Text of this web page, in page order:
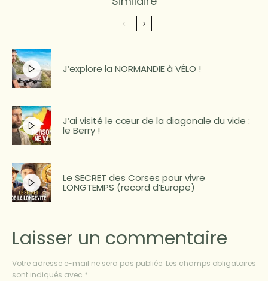
J’explore la NORMANDIE à VÉLO !
J’ai visité le cœur de la diagonale du vide :
le Berry !
Le SECRET des Corses pour vivre
LONGTEMPS (record d’Europe)
Laisser un commentaire
Votre adresse e-mail ne sera pas publiée. Les champs obligatoires
sont indiqués avec *